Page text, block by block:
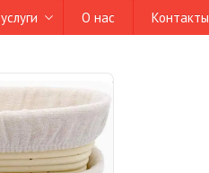
О нас Контакты